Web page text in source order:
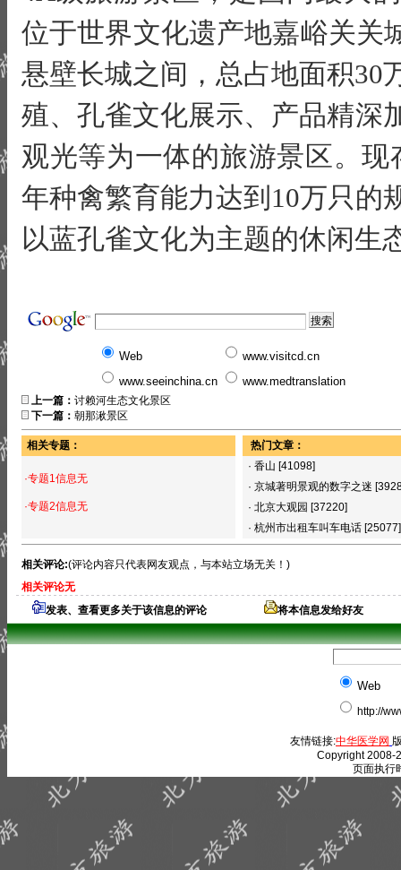
位于世界文化遗产地嘉峪关关
悬壁长城之间，总占地面积30
殖、孔雀文化展示、产品精深
观光等为一体的旅游景区。
年种禽繁育能力达到10万只的
以蓝孔雀文化为主题的休闲生
Web
www.visitcd.cn
www.seeinchina.cn
www.medtranslation
上一篇： 讨赖河生态文化景区
下一篇： 朝那湫景区
相关专题：
·专题1信息无
·专题2信息无
热门文章：
· 香山 [41098]
· 京城著明景观的数字之迷
· 北京大观园 [37220]
· 杭州市出租车叫车电话 [25077]
相关评论:(评论内容只代表网友观点，与本站立场无关！)
相关评论无
发表、查看更多关于该信息的评论
将本信息发给好友
Web
http://
友情链接:中华医学网
Copyright 2008-
页面执行